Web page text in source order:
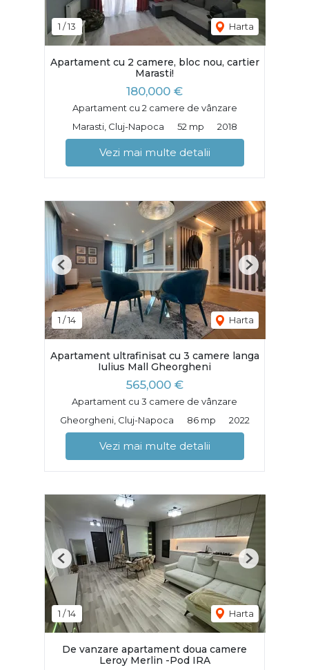
1 /13 Harta
Apartament cu 2 camere, bloc nou, cartier
Marasti!
180,000 €
Apartament cu 2 camere de vânzare
Marasti, Cluj-Napoca
52 mp 2018
Vezi mai multe detalii
1 /14 Harta
Previous Next
Apartament ultrafinisat cu 3 camere langa
Iulius Mall Gheorgheni
565,000 €
Apartament cu 3 camere de vânzare
Gheorgheni, Cluj-Napoca
86 mp 2022
Vezi mai multe detalii
1 /14 Harta
Previous Next
De vanzare apartament doua camere
Leroy Merlin -Pod IRA